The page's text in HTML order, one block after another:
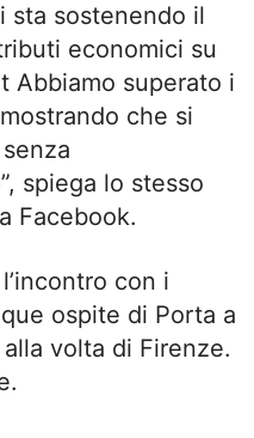
sta sostenendo il
economici su
Abbiamo superato i
che si
spiega lo stesso
Facebook.
con i
ospite di Porta a
volta di Firenze.